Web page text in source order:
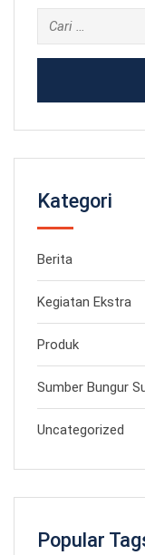
Cari
untuk:
Kategori
Berita
Kegiatan Ekstra
Produk
Sumber Bungur
Uncategorized
Popular